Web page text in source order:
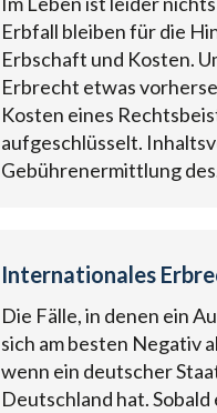
Erbfall bleiben für die
Erbschaft und Kosten.
Erbrecht etwas
Kosten eines
aufgeschlüsselt.
Gebührenermittlung
Internationales
Die Fälle, in denen ein
sich am besten Negativ
wenn ein deutscher
Deutschland hat.